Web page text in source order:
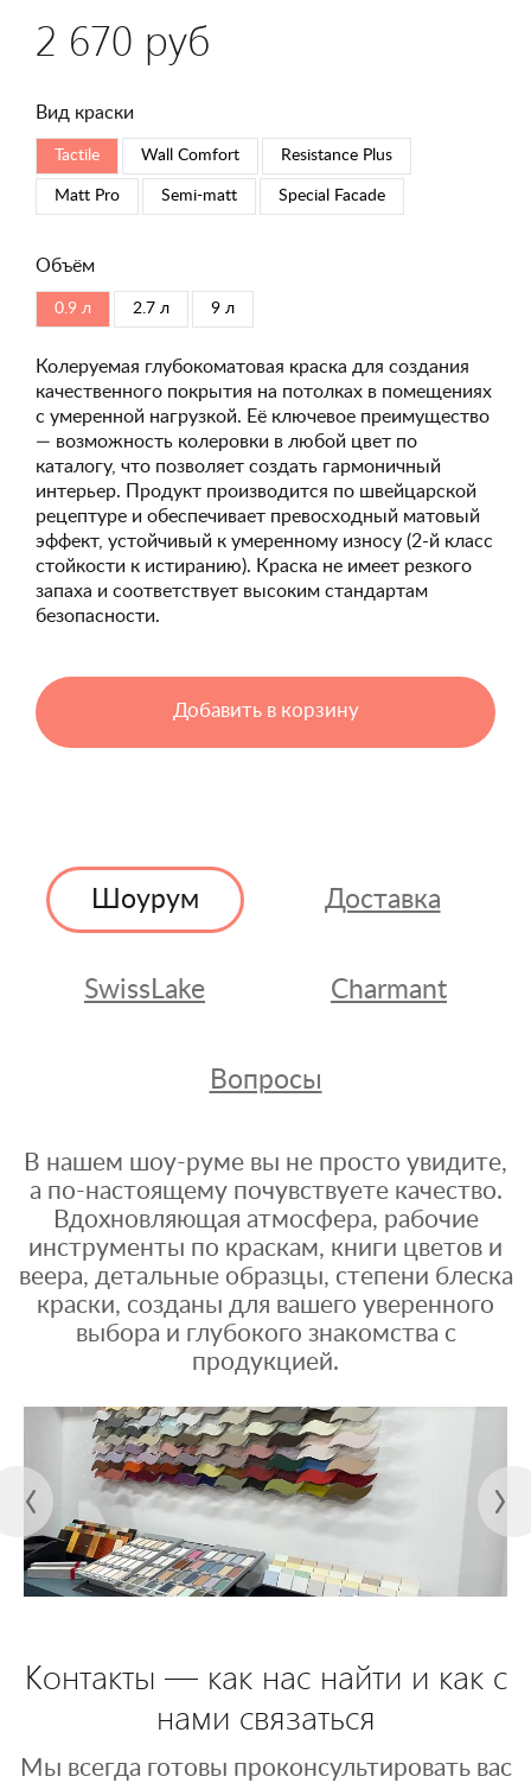
2 670 руб
Вид краски
Tactile Wall Comfort Resistance Plus
Matt Pro Semi-matt Special Faсade
Объём
0.9 л 2.7 л 9 л
Колеруемая глубокоматовая краска для создания
качественного покрытия на потолках в помещениях
с умеренной нагрузкой. Её ключевое преимущество
— возможность колеровки в любой цвет по
каталогу, что позволяет создать гармоничный
интерьер. Продукт производится по швейцарской
рецептуре и обеспечивает превосходный матовый
эффект, устойчивый к умеренному износу (2-й класс
стойкости к истиранию). Краска не имеет резкого
запаха и соответствует высоким стандартам
безопасности.
Добавить в корзину
Шоурум Доставка
SwissLake Charmant
Вопросы
В нашем шоу-руме вы не просто увидите,
а по-настоящему почувствуете качество.
Вдохновляющая атмосфера, рабочие
инструменты по краскам, книги цветов и
веера, детальные образцы, степени блеска
краски, созданы для вашего уверенного
выбора и глубокого знакомства с
продукцией.
Контакты — как нас найти и как с
нами связаться
Мы всегда готовы проконсультировать вас